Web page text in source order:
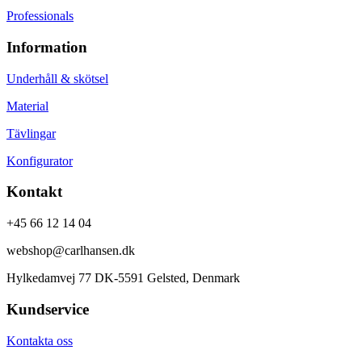
Professionals
Information
Underhåll & skötsel
Material
Tävlingar
Konfigurator
Kontakt
+45 66 12 14 04
webshop@carlhansen.dk
Hylkedamvej 77 DK-5591 Gelsted, Denmark
Kundservice
Kontakta oss